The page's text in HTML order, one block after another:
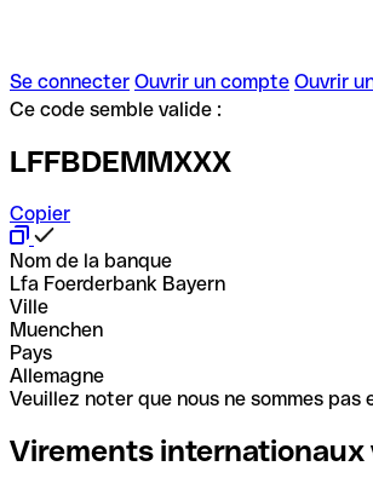
Se connecter Ouvrir un compte Ouvrir
Ce code semble valide :
LFFBDEMMXXX
Copier
Nom de la banque
Lfa Foerderbank Bayern
Ville
Muenchen
Pays
Allemagne
Veuillez noter que nous ne sommes
Virements internationaux